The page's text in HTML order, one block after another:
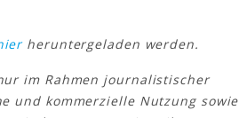
heruntergeladen werden.
im Rahmen journalistischer
und kommerzielle Nutzung sowie